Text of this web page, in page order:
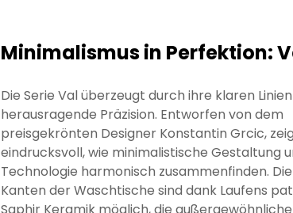
Minimalismus in Perfektion:
Die Serie Val überzeugt durch ihre klaren
herausragende Präzision. Entworfen von dem
preisgekrönten Designer Konstantin Grcic,
eindrucksvoll, wie minimalistische Gestaltung
Technologie harmonisch zusammenfinden.
Kanten der Waschtische sind dank Laufens